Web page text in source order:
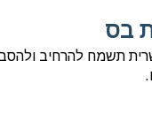
בס
תשמח להרחיב